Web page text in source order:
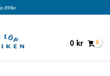
899kr
0 kr